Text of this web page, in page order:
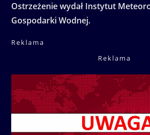
Ostrzeżenie wydał Instytut
Gospodarki Wodnej.
Reklama
Reklama